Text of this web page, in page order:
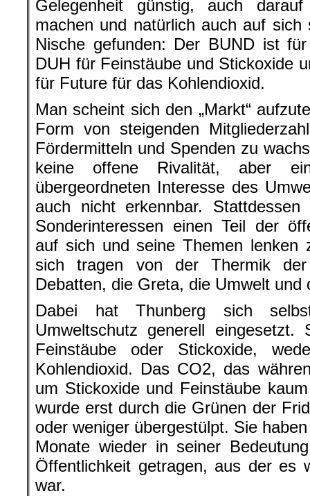
Gelegenheit günstig, auch
machen und natürlich auch auf
Nische gefunden: Der BUND ist
DUH für Feinstäube und Stickoxide
für Future für das Kohlendioxid.
Man scheint sich den „Markt“
Form von steigenden
Fördermitteln und Spenden zu
keine offene Rivalität, aber
übergeordneten Interesse des
auch nicht erkennbar.
Sonderinteressen einen Teil der
auf sich und seine Themen lenken
sich tragen von der Thermik
Debatten, die Greta, die Umwelt
Dabei hat Thunberg sich
Umweltschutz generell
Feinstäube oder Stickoxide,
Kohlendioxid. Das CO2, das
um Stickoxide und Feinstäube
wurde erst durch die Grünen der
oder weniger übergestülpt. Sie
Monate wieder in seiner
Öffentlichkeit getragen, aus der es
war.